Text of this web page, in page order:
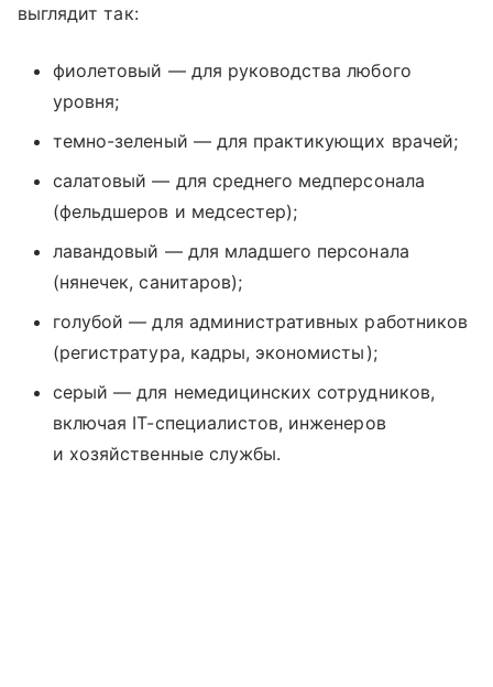
выглядит так:
фиолетовый — для руководства любого
уровня;
темно-зеленый — для практикующих врачей;
салатовый — для среднего медперсонала
(фельдшеров и медсестер);
лавандовый — для младшего персонала
(нянечек, санитаров);
голубой — для административных работников
(регистратура, кадры, экономисты);
серый — для немедицинских сотрудников,
включая IT-специалистов, инженеров
и хозяйственные службы.